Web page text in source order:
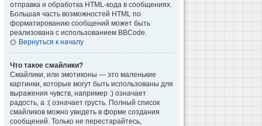
отправка и обработка HTML-кода в сообщениях.
Большая часть возможностей HTML по
форматированию сообщений может быть
реализована с использованием BBCode.
Вернуться к началу
Что такое смайлики?
Смайлики, или эмотиконы — это маленькие
картинки, которые могут быть использованы для
выражения чувств, например :) означает
радость, а :( означает грусть. Полный список
смайликов можно увидеть в форме создания
сообщений. Только не перестарайтесь,